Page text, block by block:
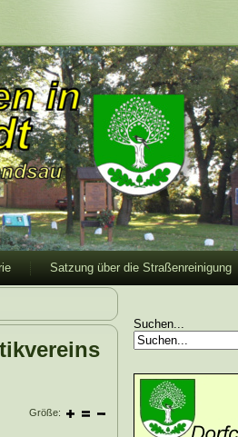
Satzung über die Straßenreinigung
Größe:
Suchen...